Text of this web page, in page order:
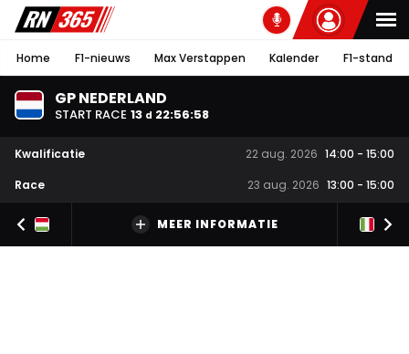
Home F1-nieuws Max Verstappen Kalender F1-stand
GP NEDERLAND
START RACE 13 d 22:56:57
Kwalificatie 22 aug. 2026 14:00 - 15:00
Race
23 aug. 2026 13:00 - 15:00
MEER INFORMATIE